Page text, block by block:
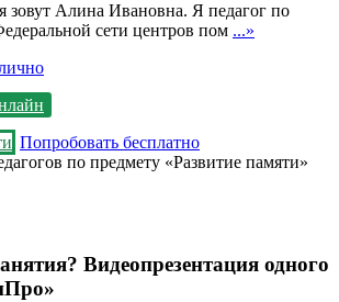
зовут Алина Ивановна. Я педагог по
сети центров пом ...»
Попробовать бесплатно
по предмету «Развитие памяти»
Видеопрезентация одного